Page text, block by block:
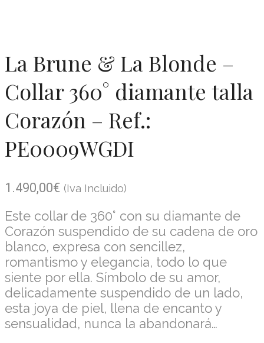
La Brune & La Blonde –
Collar 360° diamante talla
Corazón – Ref.:
PE0009WGDI
1.490,00€ (Iva Incluido)
Este collar de 360° con su diamante de
Corazón suspendido de su cadena de oro
blanco, expresa con sencillez,
romantismo y elegancia, todo lo que
siente por ella. Símbolo de su amor,
delicadamente suspendido de un lado,
esta joya de piel, llena de encanto y
sensualidad, nunca la abandonará…